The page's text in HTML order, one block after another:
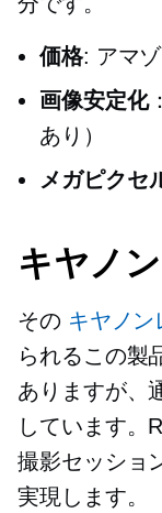
価格: アマ
画像安定化
あり）
メガピクセ
キヤノ
その キヤノン
られるこの製
ありますが、
しています。
撮影セッショ
実現します。